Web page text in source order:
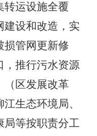
转运设施全覆
建设和改造，实
损管网更新修
，推行污水资源
（区发展改革
生态环境局、
局等按职责分工